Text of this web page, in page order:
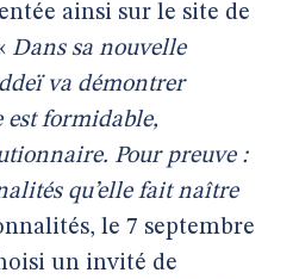
ainsi sur le site de
Dans sa nouvelle
va démontrer
est formidable,
Pour preuve :
qu’elle fait naître
le 7 septembre
un invité de